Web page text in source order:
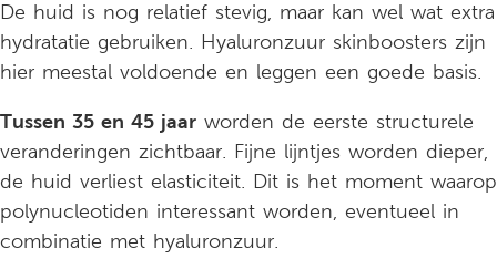
De huid is nog relatief stevig, maar kan wel wat extra
hydratatie gebruiken. Hyaluronzuur skinboosters zijn
hier meestal voldoende en leggen een goede basis.
Tussen 35 en 45 jaar worden de eerste structurele
veranderingen zichtbaar. Fijne lijntjes worden dieper,
de huid verliest elasticiteit. Dit is het moment waarop
polynucleotiden interessant worden, eventueel in
combinatie met hyaluronzuur.